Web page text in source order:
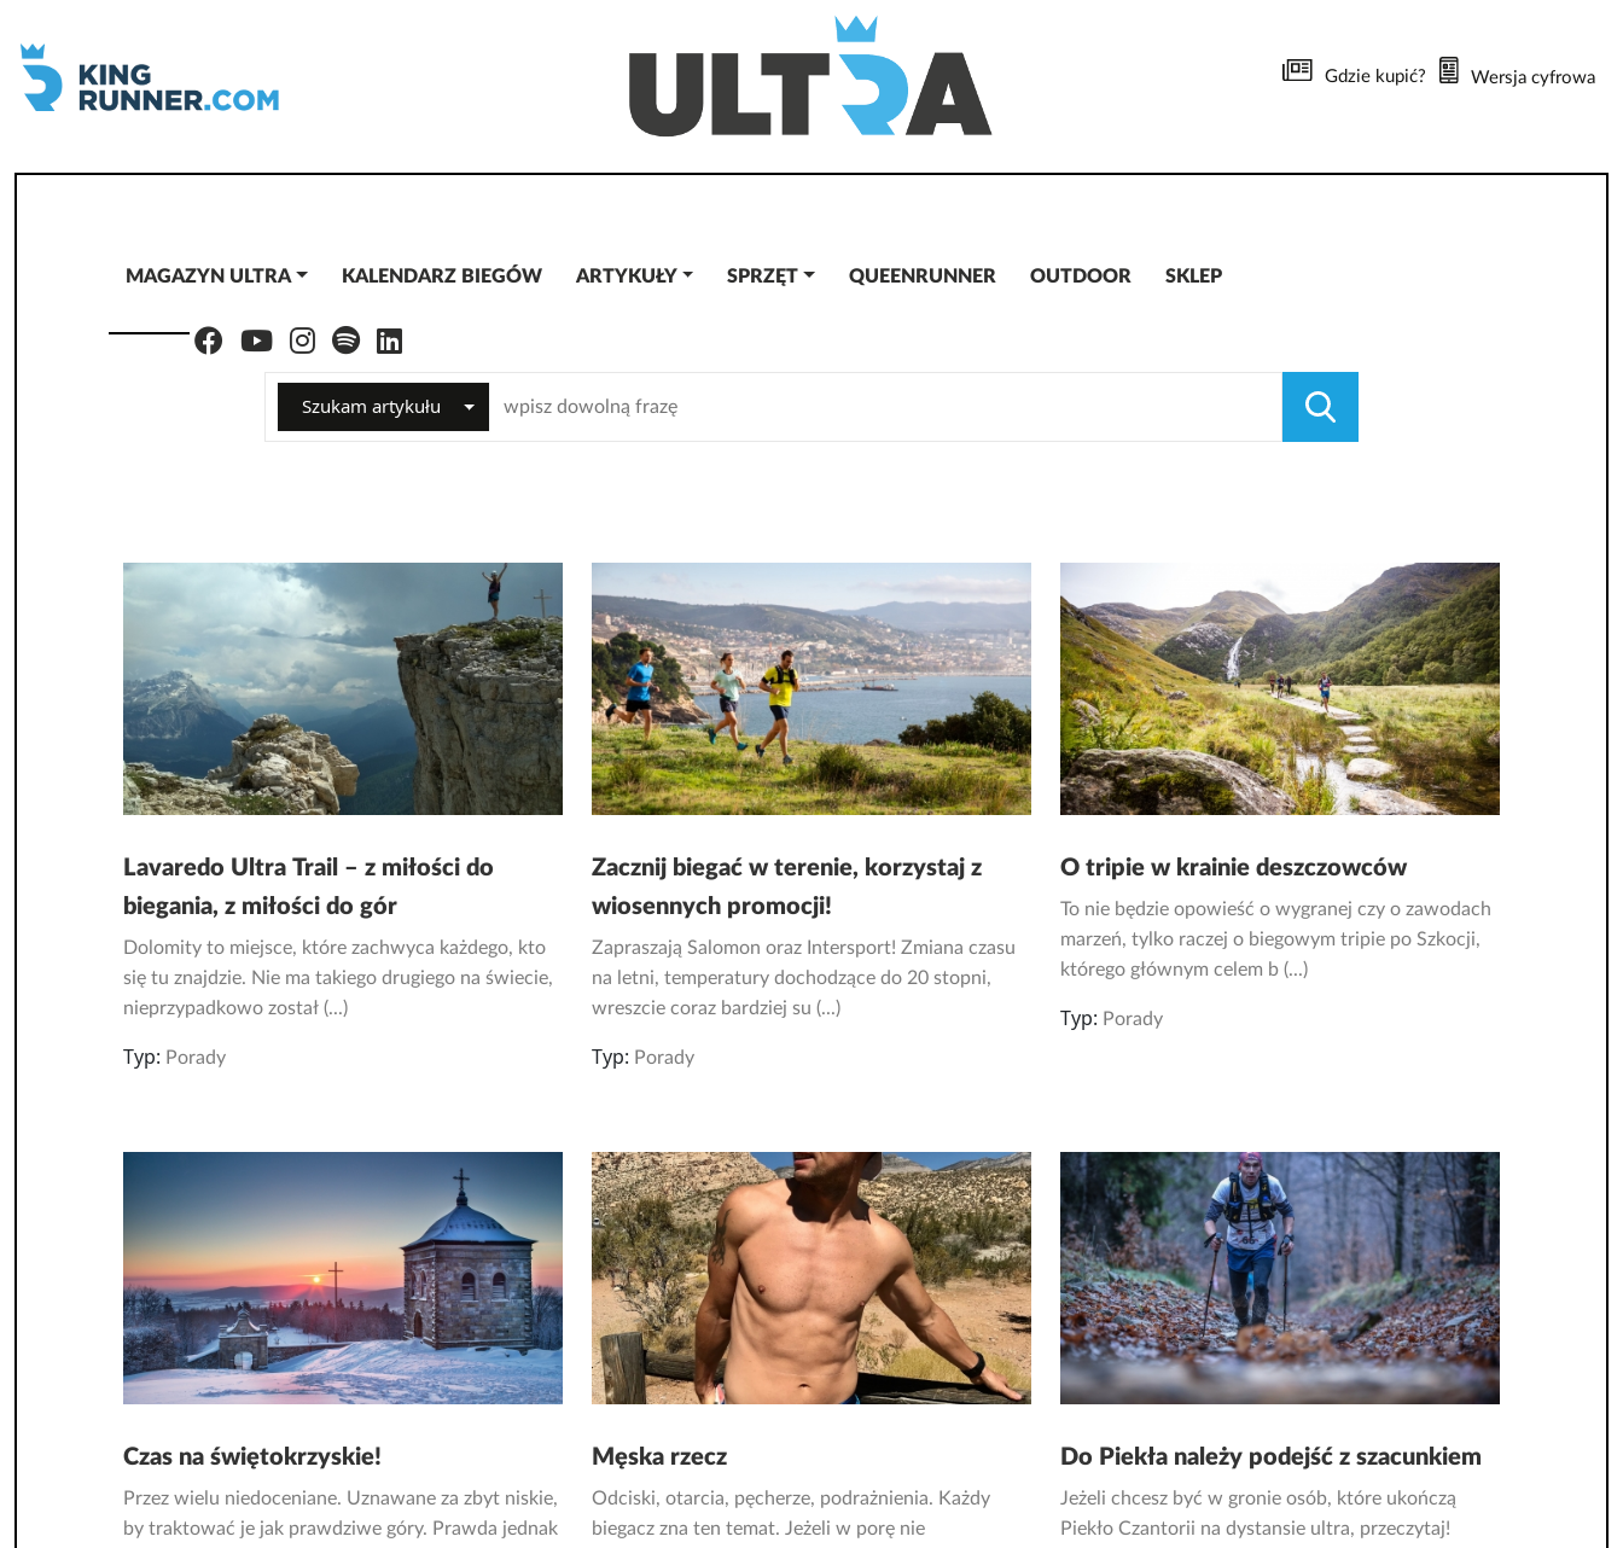
Gdzie kupić? Wersja cyfrowa
MAGAZYN ULTRA KALENDARZ BIEGÓW ARTYKUŁY SPRZĘT QUEENRUNNER OUTDOOR SKLEP
Szukam artykułu
Lavaredo Ultra Trail – z miłości do
biegania, z miłości do gór
Dolomity to miejsce, które zachwyca każdego, kto
się tu znajdzie. Nie ma takiego drugiego na świecie,
nieprzypadkowo został (...)
Typ: Porady
Zacznij biegać w terenie, korzystaj z
wiosennych promocji!
Zapraszają Salomon oraz Intersport! Zmiana czasu
na letni, temperatury dochodzące do 20 stopni,
wreszcie coraz bardziej su (...)
Typ: Porady
O tripie w krainie deszczowców
To nie będzie opowieść o wygranej czy o zawodach
marzeń, tylko raczej o biegowym tripie po Szkocji,
którego głównym celem b (...)
Typ: Porady
Czas na świętokrzyskie!
Przez wielu niedoceniane. Uznawane za zbyt niskie,
by traktować je jak prawdziwe góry. Prawda jednak
Męska rzecz
Odciski, otarcia, pęcherze, podrażnienia. Każdy
biegacz zna ten temat. Jeżeli w porę nie
Do Piekła należy podejść z szacunkiem
Jeżeli chcesz być w gronie osób, które ukończą
Piekło Czantorii na dystansie ultra, przeczytaj!